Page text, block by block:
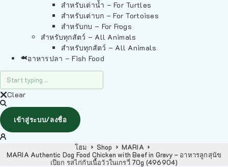
สำหรับเต่าน้ำ – For Turtles
สำหรับเต่าบก – For Tortoises
สำหรับกบ – For Frogs
สำหรับทุกสัตว์ – All Animals
สำหรับทุกสัตว์ – All Animals
อาหารปลา – Fish Food
Clear
เข้าสู่ระบบ/ลงชื่อ
โฮม Shop
MARIA
MARIA Authentic Dog Food Chicken with Beef in Gravy – อาหารลูกสุนัข
เปียก รสไก่กับเนื้อวัวในเกรวี่ 70g (496904)